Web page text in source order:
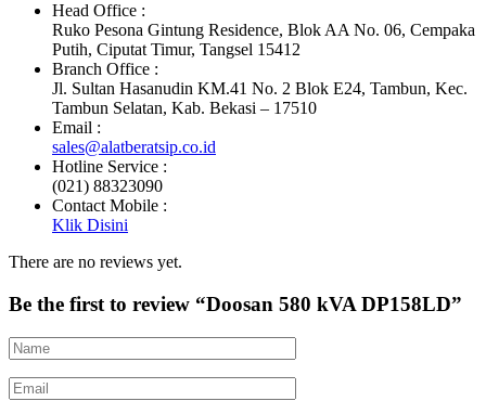
Head Office :
Ruko Pesona Gintung Residence, Blok AA No. 06, Cempaka
Putih, Ciputat Timur, Tangsel 15412
Branch Office :
Jl. Sultan Hasanudin KM.41 No. 2 Blok E24, Tambun, Kec.
Tambun Selatan, Kab. Bekasi – 17510
Email :
sales@alatberatsip.co.id
Hotline Service :
(021) 88323090
Contact Mobile :
Klik Disini
There are no reviews yet.
Be the first to review “Doosan 580 kVA DP158LD”